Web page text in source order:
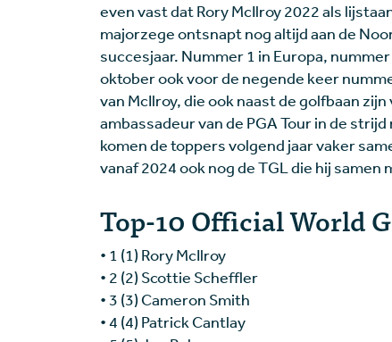
even vast dat Rory McIlroy 2022 als
majorzege ontsnapt nog altijd aan de
succesjaar. Nummer 1 in Europa,
oktober ook voor de negende keer
van McIlroy, die ook naast de golfbaan
ambassadeur van de PGA Tour in de
komen de toppers volgend jaar vaker
vanaf 2024 ook nog de TGL die hij
Top-10 Official World
• 1 (1) Rory McIlroy
• 2 (2) Scottie Scheffler
• 3 (3) Cameron Smith
• 4 (4) Patrick Cantlay